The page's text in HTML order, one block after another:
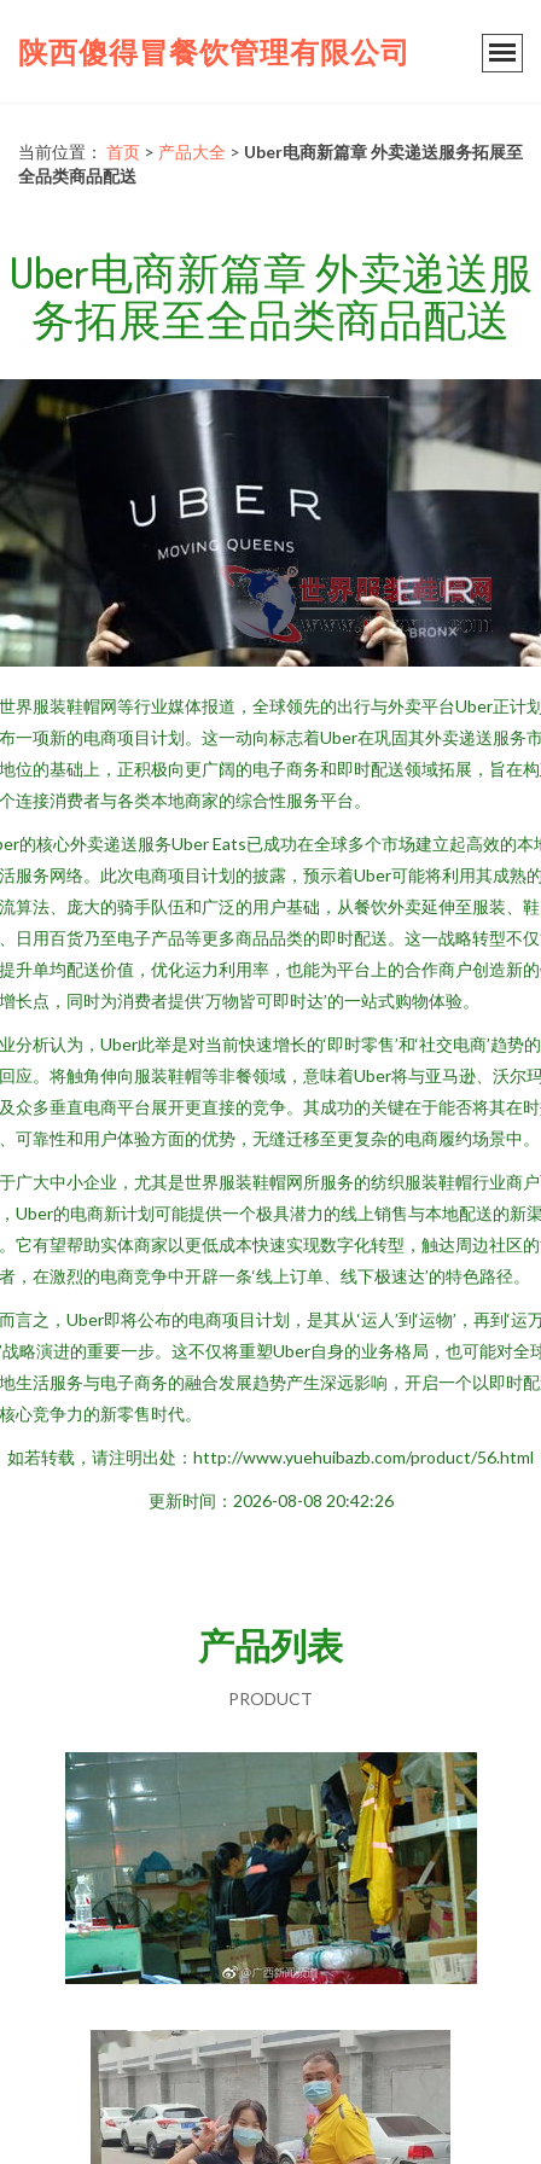
陕西傻得冒餐饮管理有限公司
当前位置： 首页 > 产品大全 > Uber电商新篇章 外卖递送服务拓展至
全品类商品配送
Uber电商新篇章 外卖递送服
务拓展至全品类商品配送
界服装鞋帽网等行业媒体报道，全球领先的出行与外卖平台Uber正计
一项新的电商项目计划。这一动向标志着Uber在巩固其外卖递送服务
位的基础上，正积极向更广阔的电子商务和即时配送领域拓展，旨在
连接消费者与各类本地商家的综合性服务平台。
的核心外卖递送服务Uber Eats已成功在全球多个市场建立起高效的本
服务网络。此次电商项目计划的披露，预示着Uber可能将利用其成熟
算法、庞大的骑手队伍和广泛的用户基础，从餐饮外卖延伸至服装、鞋
日用百货乃至电子产品等更多商品品类的即时配送。这一战略转型不
升单均配送价值，优化运力利用率，也能为平台上的合作商户创造新
长点，同时为消费者提供‘万物皆可即时达’的一站式购物体验。
分析认为，Uber此举是对当前快速增长的‘即时零售’和‘社交电商’趋势
应。将触角伸向服装鞋帽等非餐领域，意味着Uber将与亚马逊、沃尔
众多垂直电商平台展开更直接的竞争。其成功的关键在于能否将其在
可靠性和用户体验方面的优势，无缝迁移至更复杂的电商履约场景中。
广大中小企业，尤其是世界服装鞋帽网所服务的纺织服装鞋帽行业商
Uber的电商新计划可能提供一个极具潜力的线上销售与本地配送的新
它有望帮助实体商家以更低成本快速实现数字化转型，触达周边社区
，在激烈的电商竞争中开辟一条‘线上订单、线下极速达’的特色路径。
言之，Uber即将公布的电商项目计划，是其从‘运人’到‘运物’，再到‘运
战略演进的重要一步。这不仅将重塑Uber自身的业务格局，也可能对全
生活服务与电子商务的融合发展趋势产生深远影响，开启一个以即时
心竞争力的新零售时代。
如若转载，请注明出处：http://www.yuehuibazb.com/product/56.html
更新时间：2026-08-08 20:42:26
产品列表
PRODUCT